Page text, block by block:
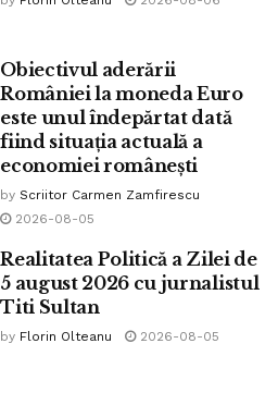
Obiectivul aderării
României la moneda Euro
este unul îndepărtat dată
fiind situația actuală a
economiei românești
by Scriitor Carmen Zamfirescu
2026-08-05
Realitatea Politică a Zilei de
5 august 2026 cu jurnalistul
Titi Sultan
by Florin Olteanu 2026-08-05